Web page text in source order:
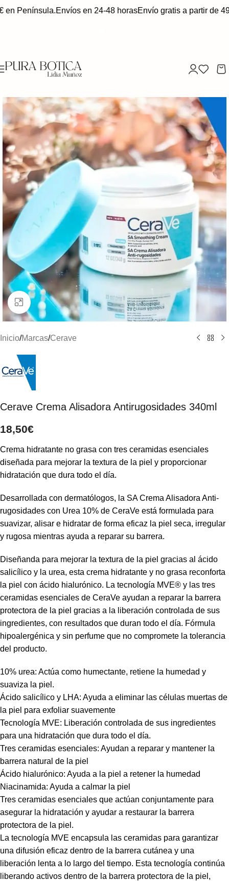
Península.Envíos en 24-48 horasEnvío gratis a partir de
Clic para ampliar
Inicio/Marcas/Cerave
Cerave Crema Alisadora Antirugosidades 340ml
18,50€
Crema hidratante no grasa con tres ceramidas esenciales
diseñada para mejorar la textura de la piel y proporcionar
hidratación que dura todo el día.
Desarrollada con dermatólogos, la SA Crema Alisadora Anti-
rugosidades con Urea 10% de CeraVe está formulada para
suavizar, alisar e hidratar de forma eficaz la piel seca, irregular
y rugosa mientras ayuda a reparar su barrera.
Diseñanda para mejorar la textura de la piel gracias al ácido
salicílico y la urea, esta crema hidratante y no grasa reconforta
la piel con ácido hialurónico. La tecnología MVE® y las tres
ceramidas esenciales de CeraVe ayudan a reparar la barrera
protectora de la piel gracias a la liberación controlada de sus
ingredientes, con resultados que duran todo el día. Fórmula
hipoalergénica y sin perfume que no compromete la tolerancia
del producto.
10% urea: Actúa como humectante, retiene la humedad y
suaviza la piel.
Ácido salicílico y LHA: Ayuda a eliminar las células muertas de
la piel para exfoliar suavemente
Tecnología MVE: Liberación controlada de sus ingredientes
para una hidratación que dura todo el día.
Tres ceramidas esenciales: Ayudan a reparar y mantener la
barrera natural de la piel
Ácido hialurónico: Ayuda a la piel a retener la humedad
Niacinamida: Ayuda a calmar la piel
Tres ceramidas esenciales que actúan conjuntamente para
asegurar la hidratación y ayudar a restaurar la barrera
protectora de la piel.
La tecnología MVE encapsula las ceramidas para garantizar
una difusión eficaz dentro de la barrera cutánea y una
liberación lenta a lo largo del tiempo. Esta tecnología continúa
liberando activos dentro de la barrera protectora de la piel,